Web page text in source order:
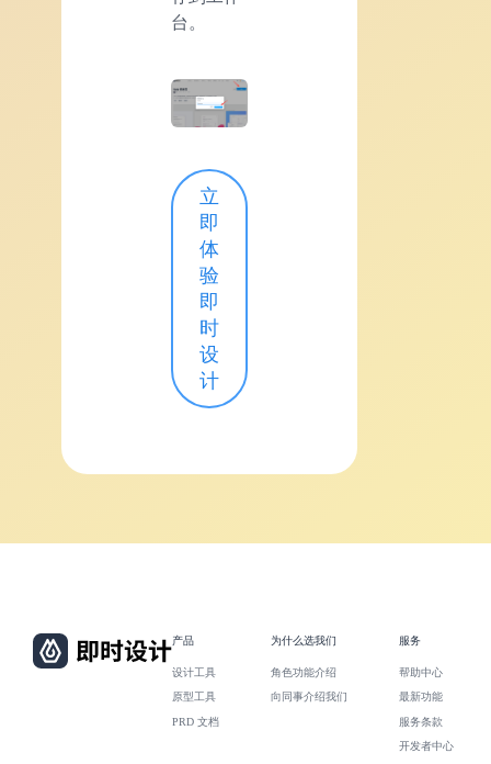
台。
立
即
体
验
即
时
设
计
产品
设计工具
原型工具
PRD 文档
为什么选我们
角色功能介绍
向同事介绍我们
服务
帮助中心
最新功能
服务条款
开发者中心